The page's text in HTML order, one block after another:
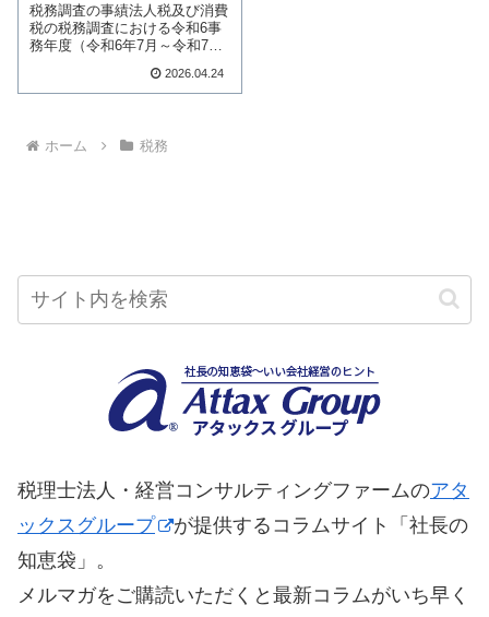
税務調査の事績法人税及び消費
税の税務調査における令和6事
務年度（令和6年7月～令和7年
2026.04.24
ホーム 税務
税理士法人・経営コンサルティングファームのアタ
ックスグループ
が提供するコラムサイト「社長の
知恵袋」。
メルマガをご購読いただくと最新コラムがいち早く